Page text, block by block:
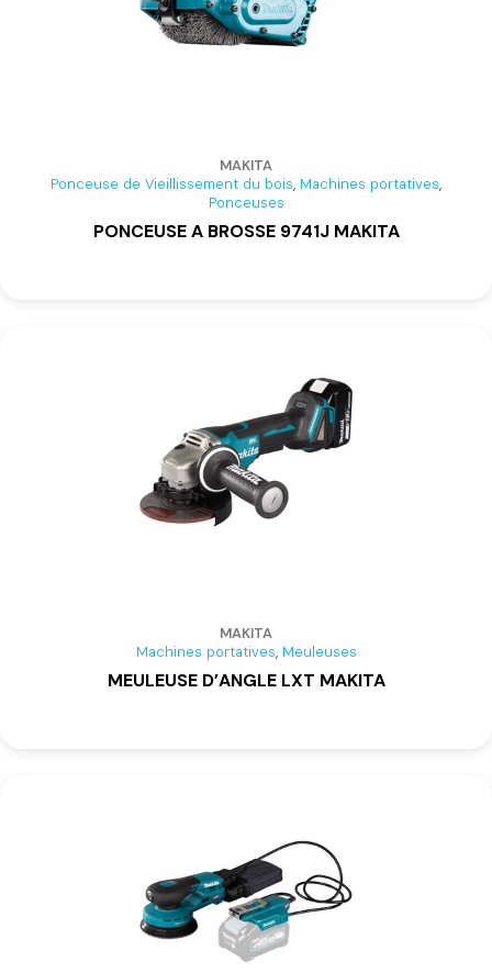
MAKITA
Ponceuse de Vieillissement du bois, Machines portatives,
Ponceuses
PONCEUSE A BROSSE 9741J MAKITA
MAKITA
Machines portatives, Meuleuses
MEULEUSE D’ANGLE LXT MAKITA